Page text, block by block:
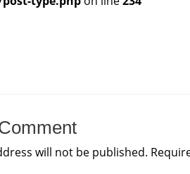
will not be published.